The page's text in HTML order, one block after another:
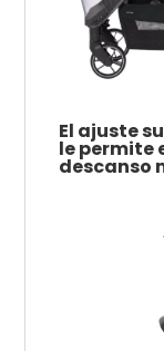
El ajuste
le permite
descanso